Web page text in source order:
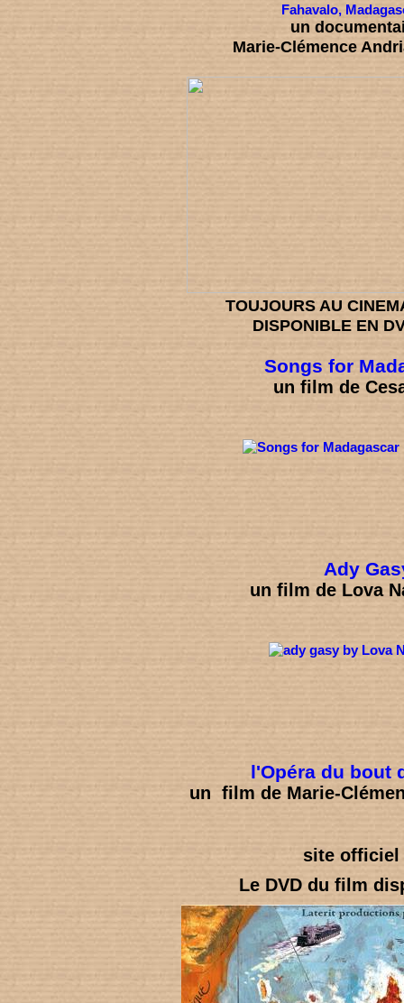
Fahavalo,
un
Marie-Clémence
TOUJOURS AU
DISPONIBLE EN
Songs for
un film de
Ady
un film de Lova
l'Opéra du bout
un film de Marie-
site officiel
Le DVD du film